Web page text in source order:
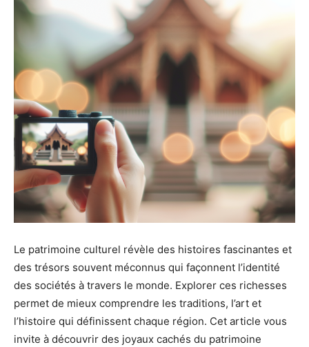
Le patrimoine culturel révèle des histoires fascinantes et
des trésors souvent méconnus qui façonnent l’identité
des sociétés à travers le monde. Explorer ces richesses
permet de mieux comprendre les traditions, l’art et
l’histoire qui définissent chaque région. Cet article vous
invite à découvrir des joyaux cachés du patrimoine